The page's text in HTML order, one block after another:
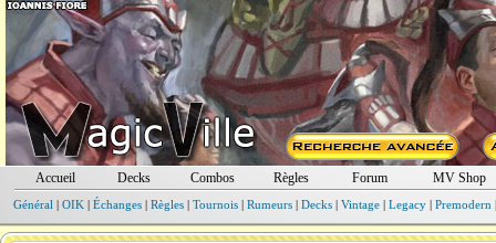
Accueil Decks Combos Règles Forum MV Shop
Général | OIK | Échanges| Règles| Tournois| Rumeurs| Decks| Vintage| Legacy| Premodern